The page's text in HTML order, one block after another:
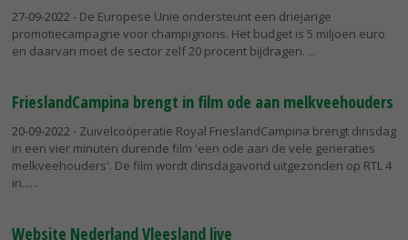
27-09-2022 - De Europese Unie ondersteunt een driejarige
promotiecampagne voor champignons. Het budget is 5 miljoen euro
en daarvan moet de sector zelf 20 procent bijdragen.
FrieslandCampina brengt in film ode aan melkveehouders
20-09-2022 - Zuivelcoöperatie Royal FrieslandCampina brengt dinsdag
in een vier minuten durende film 'een ode aan de vele generaties
melkveehouders'. De film wordt dinsdagavond uitgezonden op RTL 4
in...
Website Nederland Vleesland live